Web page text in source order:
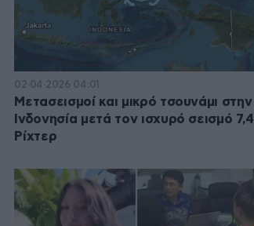
02·04·2026 04:01
Μετασεισμοί και μικρό τσουνάμι στην
Ινδονησία μετά τον ισχυρό σεισμό 7,4
Ρίχτερ